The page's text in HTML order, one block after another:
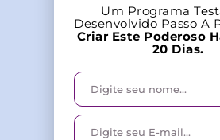
Um Programa
Desenvolvido Passo A
Criar Este Poderoso
20 Dias.